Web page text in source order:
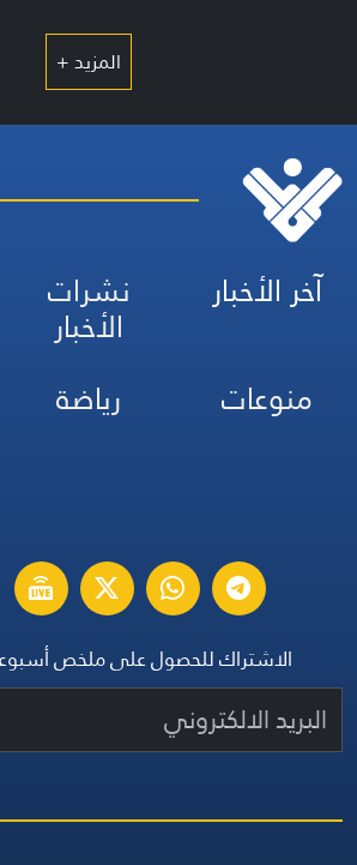
المزيد +
آخر الأخبار نشرات
الأخبار
منوعات
رياضة
الاشتراك للحصول على ملخص